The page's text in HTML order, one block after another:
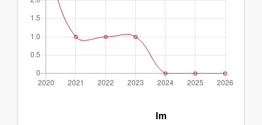
Im